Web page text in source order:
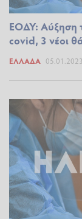
ΕΟΔΥ: Αύξηση
covid, 3 νέοι
ΕΛΛΆΔΑ